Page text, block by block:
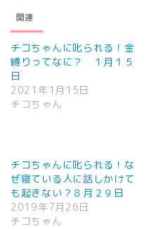
関連
チコちゃんに叱られる！金
縛りってなに？ １月１５
日
2021年1月15日
チコちゃん
チコちゃんに叱られる！な
ぜ寝ている人に話しかけて
も起きない？８月２９日
2019年7月26日
チコちゃん